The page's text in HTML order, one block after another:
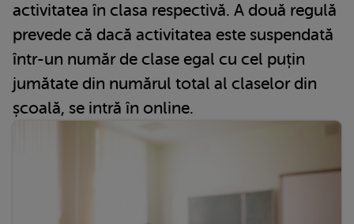
activitatea în clasa respectivă. A două regulă
prevede că dacă activitatea este suspendată
într-un număr de clase egal cu cel puțin
jumătate din numărul total al claselor din
școală, se intră în online.